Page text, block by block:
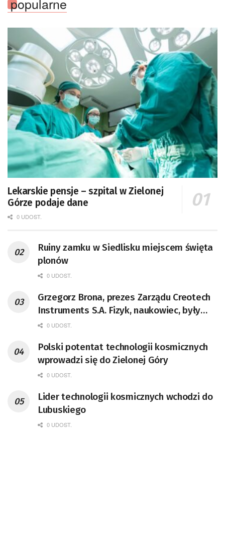
Lekarskie pensje – szpital w Zielonej
Górze podaje dane
0 UDOST.
Ruiny zamku w Siedlisku miejscem święta
plonów
0 UDOST.
Grzegorz Brona, prezes Zarządu Creotech
Instruments S.A. Fizyk, naukowiec, były
pracownik CERN w Genewie,
doktor habilitowany nauk fizycznych,
koordynator Rady Sektorowej ds.
Kompetencji Przemysłu Lotniczo-
Badań Kosmicznych i Satelitarnych PAN.
0 UDOST.
Polski potentat technologii kosmicznych
wprowadzi się do Zielonej Góry
0 UDOST.
Lider technologii kosmicznych wchodzi do
Lubuskiego
0 UDOST.